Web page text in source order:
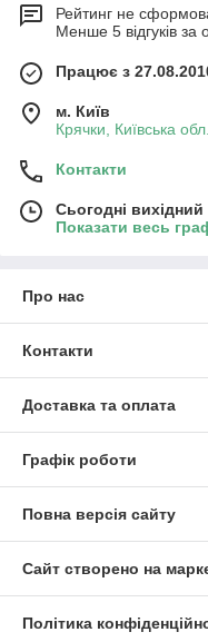
Рейтинг не
Менше 5 відгуків за
Працює з
м. Київ
Крячки, Київська
Контакти
Сьогодні вихідний
Показати весь
Про нас
Контакти
Доставка та оплата
Графік роботи
Повна версія сайту
Сайт створено на
Політика